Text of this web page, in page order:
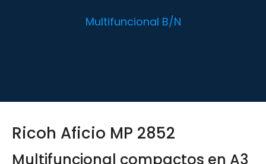
Multifuncional B/N
Ricoh Aficio MP 2852
Multifuncional compactos en A3